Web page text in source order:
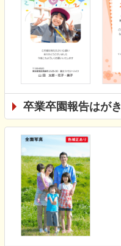
卒業卒園報告はがき